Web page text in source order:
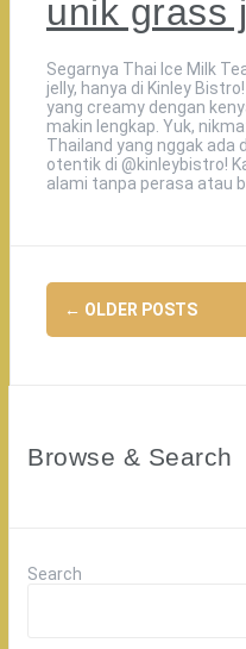
unik grass
Segarnya Thai Ice Milk
jelly, hanya di Kinley
yang creamy dengan
makin lengkap. Yuk,
Thailand yang nggak
otentik di @kinleybistro!
alami tanpa perasa atau
Posts
navigation
← OLDER POSTS
Browse & Search
Search